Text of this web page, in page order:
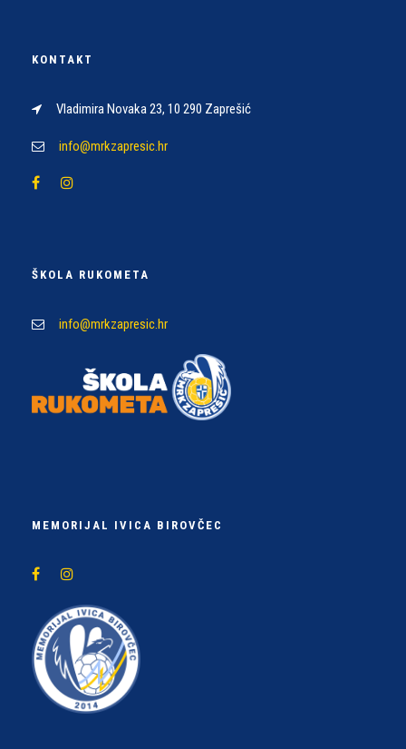
KONTAKT
Vladimira Novaka 23, 10 290 Zaprešić
info@mrkzapresic.hr
ŠKOLA RUKOMETA
info@mrkzapresic.hr
MEMORIJAL IVICA BIROVČEC